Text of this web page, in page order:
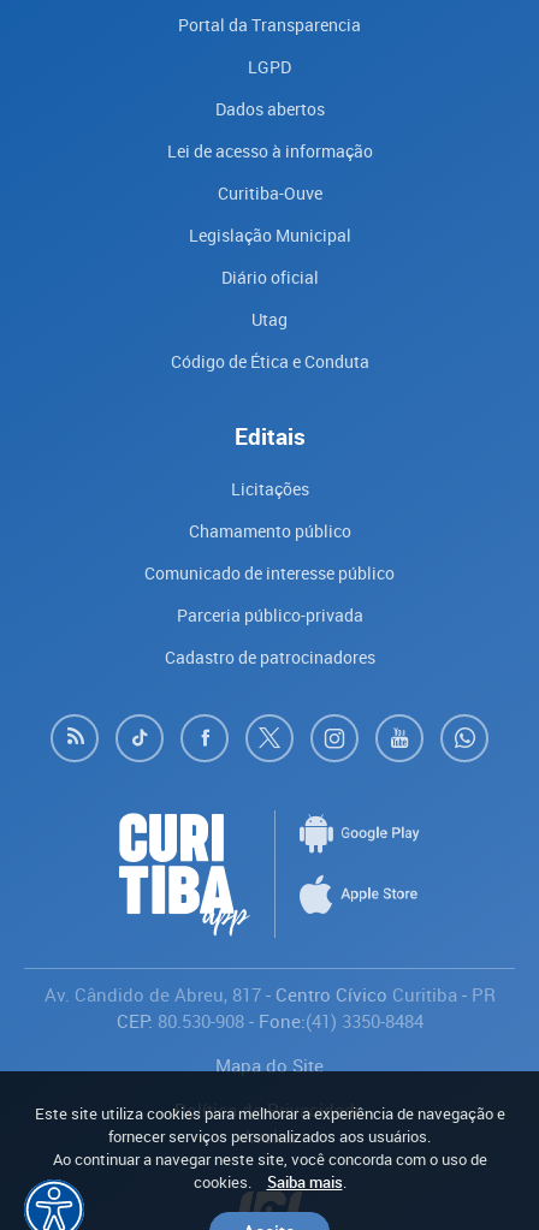
Portal da Transparencia
LGPD
Dados abertos
Lei de acesso à informação
Curitiba-Ouve
Legislação Municipal
Diário oficial
Utag
Código de Ética e Conduta
Editais
Licitações
Chamamento público
Comunicado de interesse público
Parceria público-privada
Cadastro de patrocinadores
Av. Cândido de Abreu, 817- Centro Cívico Curitiba - PR
CEP: 80.530-908- Fone:(41) 3350-8484
Mapa do Site
Política de Privacidade
Avaliar
Este site utiliza cookies para melhorar a experiência de navegação e
fornecer serviços personalizados aos usuários.
Ao continuar a navegar neste site, você concorda com o uso de
cookies.
Saiba mais.